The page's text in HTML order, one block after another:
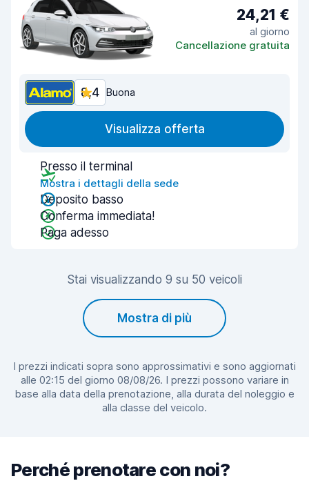
24,21 €
al giorno
Cancellazione gratuita
8,4 Buona
Visualizza offerta
Presso il terminal
Mostra i dettagli della sede
Deposito basso
Conferma immediata!
Paga adesso
Stai visualizzando 9 su 50 veicoli
Mostra di più
I prezzi indicati sopra sono approssimativi e sono aggiornati
alle 02:15 del giorno 08/08/26. I prezzi possono variare in
base alla data della prenotazione, alla durata del noleggio e
alla classe del veicolo.
Perché prenotare con noi?